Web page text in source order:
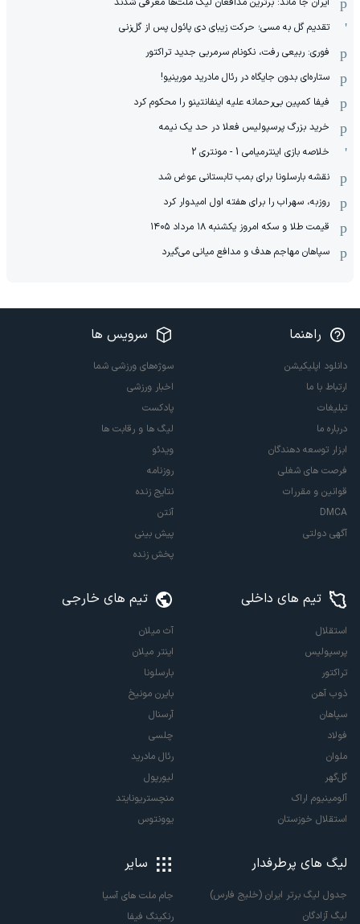
تقدیم گل به مسی؛ حرکت زیبای دی پائول پس از گل‌زنی
فوری: ربیعی رفت، نکونام سرمربی جدید تراکتور
ستاره‌ای بدون جایگاه در رئال مادرید مورینیو!
فیفا کمپین بی‌رحمانه علیه اینفانتینو را محکوم کرد
خرید بزرگ پرسپولیس فعلا در حد یک نیمه
خلاصه بازی اینترمیامی 1 - مونتری 2
نقشه بارسلونا برای بمب تابستانی عوض شد
روزبه، سهراب را برای هفته اول امیدوار کرد
قیمت طلا و سکه امروز یکشنبه ۱۸ مرداد ۱۴۰۵
سپاهان مهاجم هدف و مدافع میانی می‌گیرد
راهنما
دانلود اپلیکیشن
ارتباط با ما
تبلیغات
درباره ما
ابزار توسعه دهندگان
فرصت های شغلی
قوانین و مقررات
DMCA
آگهی دولتی
سرویس ها
سوژه‌های ورزشی شما
اخبار ورزشی
پادکست
لیگ ها و رقابت ها
ویدئو
روزنامه
نتایج زنده
آنتن
پیش بینی
پخش زنده
تیم های داخلی
استقلال
پرسپولیس
تراکتور
ذوب آهن
سپاهان
فولاد
ملوان
گل‌گهر
آلومینیوم اراک
استقلال خوزستان
تیم های خارجی
آث میلان
اینتر میلان
بارسلونا
بایرن مونیخ
آرسنال
چلسی
رئال مادرید
لیورپول
منچستریونایتد
یوونتوس
لیگ های پرطرفدار
جدول لیگ برتر ایران (خلیج فارس)
لیگ آزادگان
سایر
جام ملت های آسیا
رنکینگ فیفا